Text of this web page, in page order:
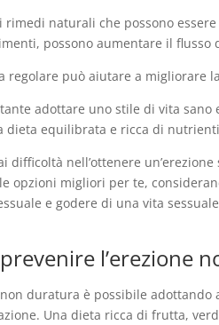
rimedi naturali che possono
possono aumentare il flusso
regolare può aiutare a
adottare uno stile di vita sano
dieta equilibrata e ricca di
difficoltà nell’ottenere
opzioni migliori per te,
e godere di una vita
l’erezione
non duratura è possibile
Una dieta ricca di frutta,